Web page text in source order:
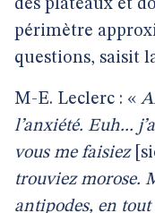
des plateaux et
périmètre
questions, saisit
M-E. Leclerc : «
l’anxiété. Euh...
vous me faisiez
trouviez morose.
antipodes, en tout